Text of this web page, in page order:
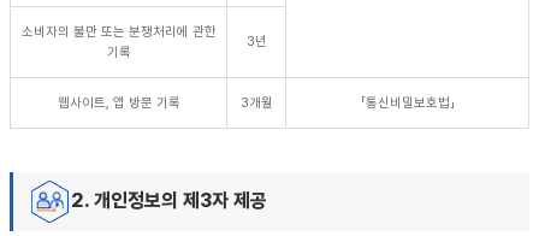
소비자의 불만 또는 분쟁처리에 관한
기록
3년
웹사이트, 앱 방문 기록 3개월 「통신비밀보호법」
2. 개인정보의 제3자 제공